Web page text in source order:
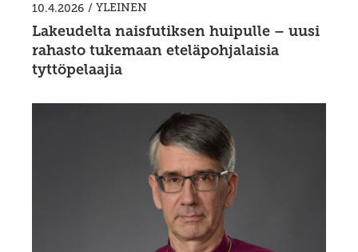
10.4.2026 / YLEINEN
Lakeudelta naisfutiksen huipulle – uusi
rahasto tukemaan eteläpohjalaisia
tyttöpelaajia